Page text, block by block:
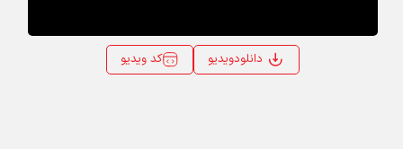
کد ویدیو دانلودویدیو